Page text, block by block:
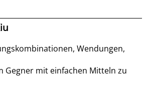
Wendungen,
Gegner mit einfachen Mitteln zu